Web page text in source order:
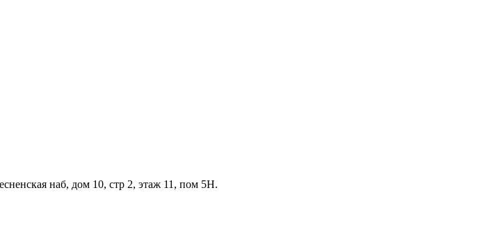
наб, дом 10, стр 2, этаж 11, пом 5Н.